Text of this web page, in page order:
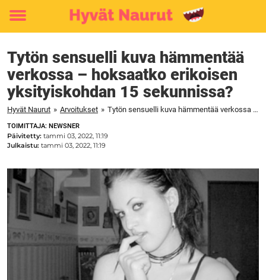
Toggle
Tytön sensuelli kuva hämmentää
verkossa – hoksaatko erikoisen
yksityiskohdan 15 sekunnissa?
Hyvät Naurut » Arvoitukset » Tytön sensuelli kuva hämmentää verkossa – hoksaatko erikoisen yksityiskohdan 15 sekunnissa?
TOIMITTAJA: NEWSNER
Päivitetty: tammi 03, 2022, 11:19
Julkaistu: tammi 03, 2022, 11:19